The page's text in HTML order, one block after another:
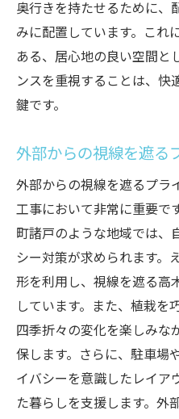
奥行きを持たせるために、
みに配置しています。これ
ある、居心地の良い空間と
ンスを重視することは、快
鍵です。
外部からの視線を遮る
外部からの視線を遮るプラ
工事において非常に重要で
町諸戸のような地域では、
シー対策が求められます。
形を利用し、視線を遮る高
しています。また、植栽を
四季折々の変化を楽しみな
保します。さらに、駐車場
イバシーを意識したレイア
た暮らしを支援します。外